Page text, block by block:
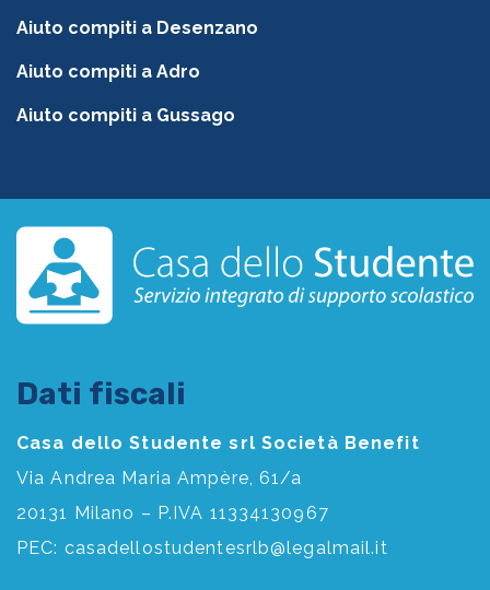
Aiuto compiti a Desenzano
Aiuto compiti a Adro
Aiuto compiti a Gussago
Dati fiscali
Casa dello Studente srl Società Benefit
Via Andrea Maria Ampère, 61/a
20131 Milano – P.IVA 11334130967
PEC: casadellostudentesrlb@legalmail.it